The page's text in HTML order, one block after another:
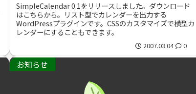
SimpleCalendar 0.1をリリースしました。ダウンロード
はこちらから。リスト型でカレンダーを出力する
WordPressプラグインです。CSSのカスタマイズで横型カ
レンダーにすることもできます。
2007.03.04 0
お知らせ